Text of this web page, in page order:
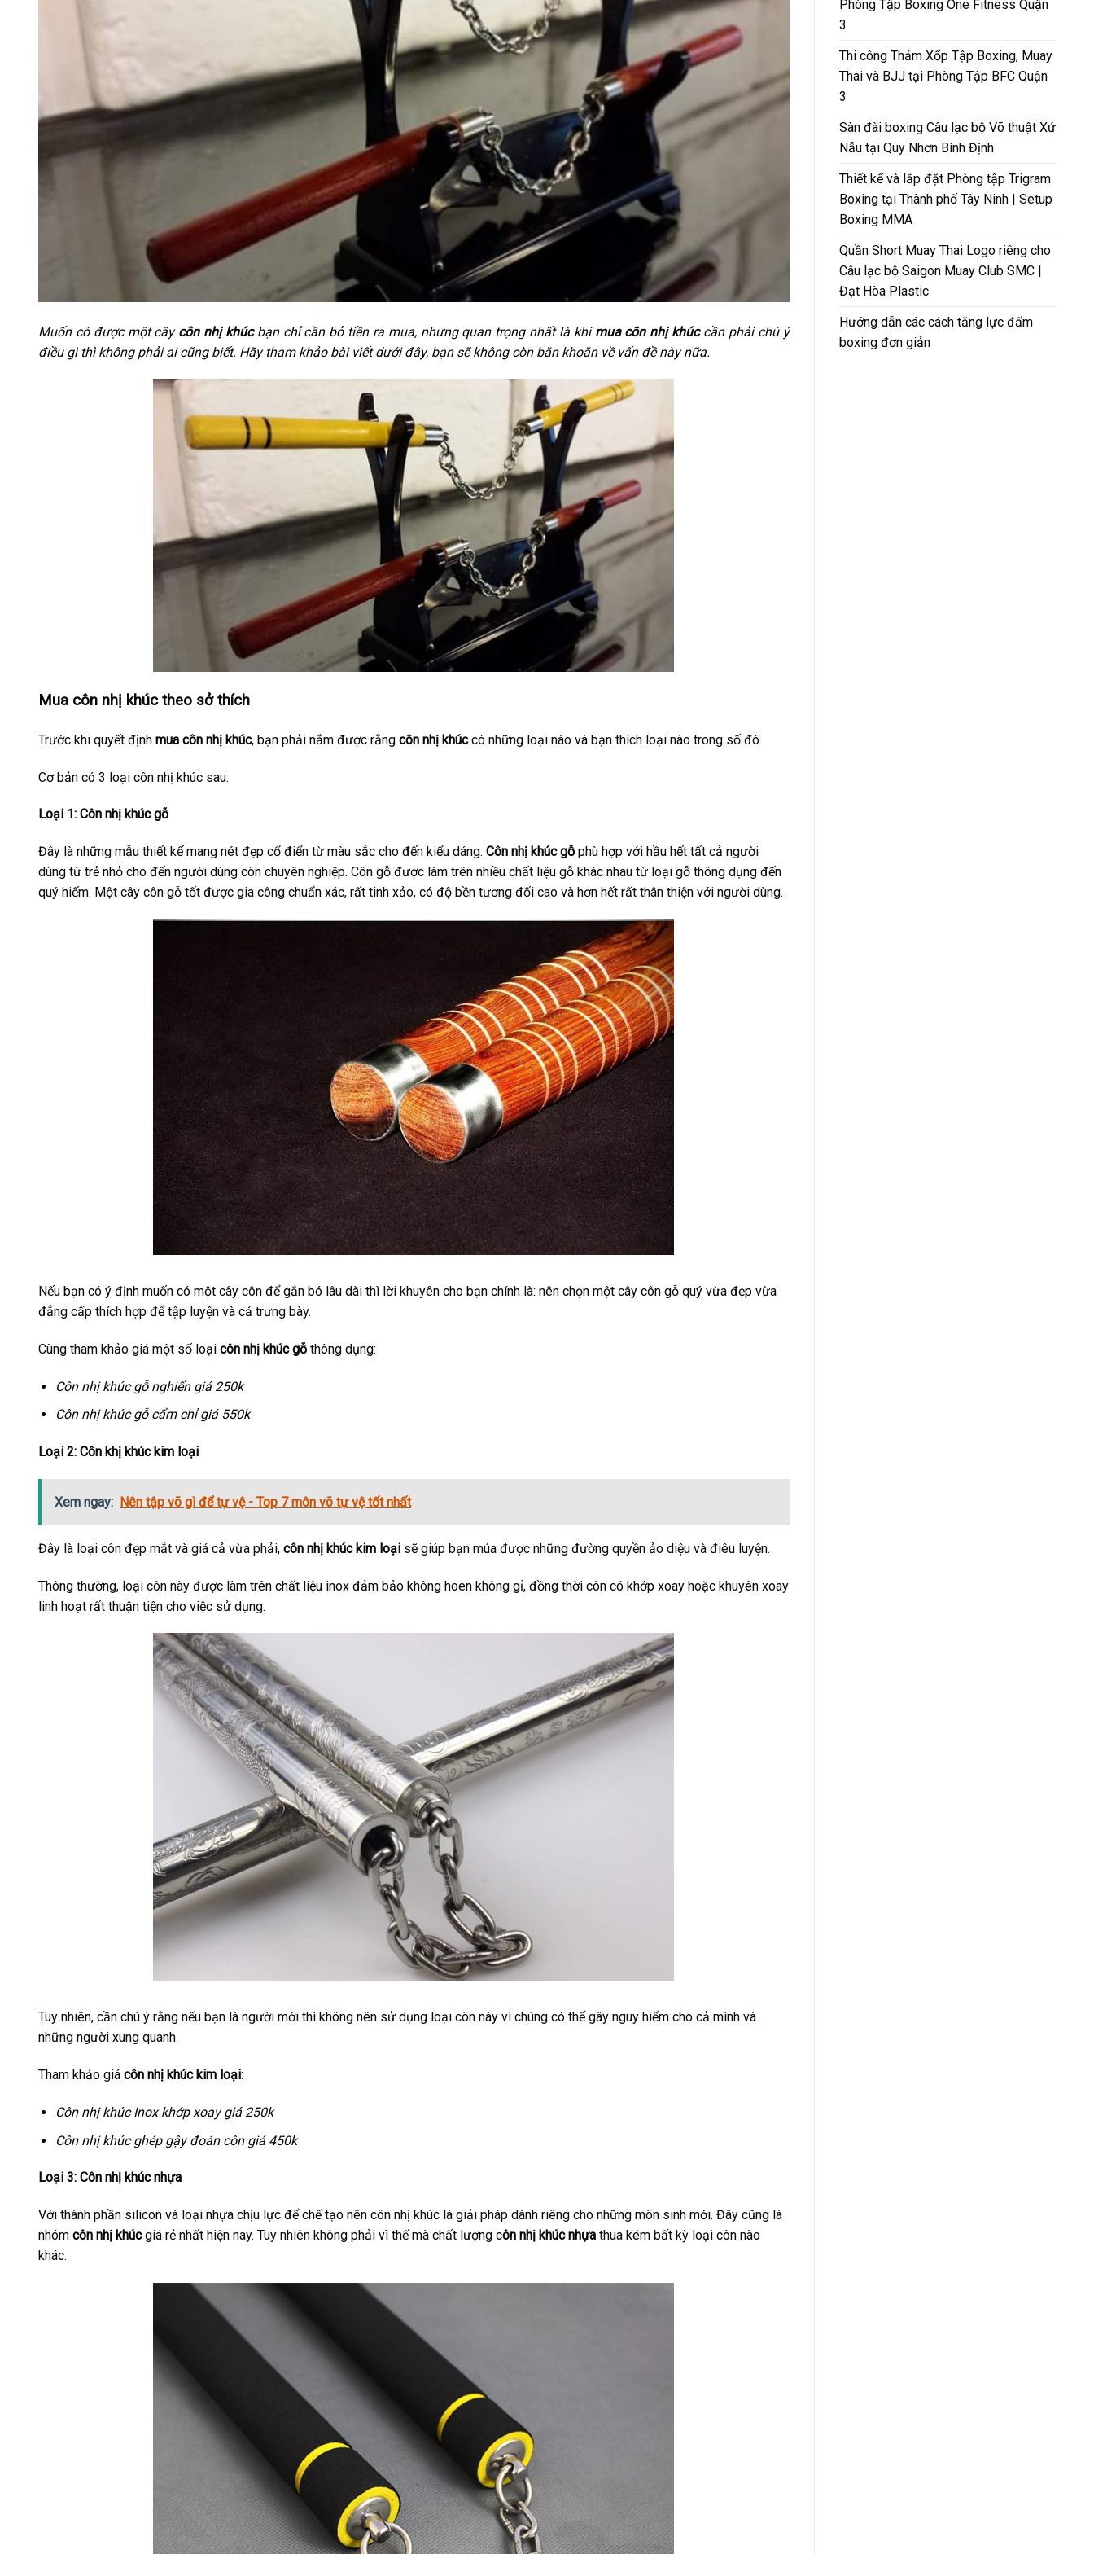
Muốn có được một cây côn nhị khúcbạn chỉ cần bỏ tiền ra mua, nhưng quan trọng nhất là khi mua côn nhị khúccần phải chú ý
điều gì thì không phải ai cũng biết. Hãy tham khảo bài viết dưới đây, bạn sẽ không còn băn khoăn về vấn đề này nữa.
Mua côn nhị khúc theo sở thích
Trước khi quyết định mua côn nhị khúc, bạn phải nắm được rằng côn nhị khúccó những loại nào và bạn thích loại nào trong số đó.
Cơ bản có 3 loại côn nhị khúc sau:
Loại 1: Côn nhị khúc gỗ
Đây là những mẫu thiết kế mang nét đẹp cổ điển từ màu sắc cho đến kiểu dáng. Côn nhị khúc gỗ phù hợp với hầu hết tất cả người
dùng từ trẻ nhỏ cho đến người dùng côn chuyên nghiệp. Côn gỗ được làm trên nhiều chất liệu gỗ khác nhau từ loại gỗ thông dụng đến
quý hiếm. Một cây côn gỗ tốt được gia công chuẩn xác, rất tinh xảo, có độ bền tương đối cao và hơn hết rất thân thiện với người dùng.
Nếu bạn có ý định muốn có một cây côn để gắn bó lâu dài thì lời khuyên cho bạn chính là: nên chọn một cây côn gỗ quý vừa đẹp vừa
đẳng cấp thích hợp để tập luyện và cả trưng bày.
Cùng tham khảo giá một số loại côn nhị khúc gỗ thông dụng:
Côn nhị khúc gỗ nghiến giá 250k
Côn nhị khúc gỗ cẩm chỉ giá 550k
Loại 2: Côn khị khúc kim loại
Xem ngay: Nên tập võ gì để tự vệ - Top 7 môn võ tự vệ tốt nhất
Đây là loại côn đẹp mắt và giá cả vừa phải, côn nhị khúc kim loại sẽ giúp bạn múa được những đường quyền ảo diệu và điêu luyện.
Thông thường, loại côn này được làm trên chất liệu inox đảm bảo không hoen không gỉ, đồng thời côn có khớp xoay hoặc khuyên xoay
linh hoạt rất thuận tiện cho việc sử dụng.
Tuy nhiên, cần chú ý rằng nếu bạn là người mới thì không nên sử dụng loại côn này vì chúng có thể gây nguy hiểm cho cả mình và
những người xung quanh.
Tham khảo giá côn nhị khúc kim loại:
Côn nhị khúc Inox khớp xoay giá 250k
Côn nhị khúc ghép gậy đoản côn giá 450k
Loại 3: Côn nhị khúc nhựa
Với thành phần silicon và loại nhựa chịu lực để chế tạo nên côn nhị khúc là giải pháp dành riêng cho những môn sinh mới. Đây cũng là
nhóm côn nhị khúcgiá rẻ nhất hiện nay. Tuy nhiên không phải vì thế mà chất lượng côn nhị khúc nhựa thua kém bất kỳ loại côn nào
khác.
Phòng Tập Boxing One Fitness Quận
3
Thi công Thảm Xốp Tập Boxing, Muay
Thai và BJJ tại Phòng Tập BFC Quận
3
Sàn đài boxing Câu lạc bộ Võ thuật Xứ
Nẫu tại Quy Nhơn Bình Định
Thiết kế và lắp đặt Phòng tập Trigram
Boxing tại Thành phố Tây Ninh | Setup
Boxing MMA
Quần Short Muay Thai Logo riêng cho
Câu lạc bộ Saigon Muay Club SMC |
Đạt Hòa Plastic
Hướng dẫn các cách tăng lực đấm
boxing đơn giản